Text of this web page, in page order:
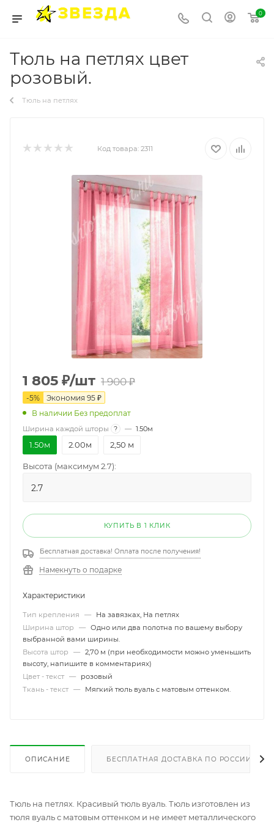
0
Тюль на петлях цвет
розовый.
Тюль на петлях
Код товара: 2311
1 805 ₽/шт 1 900₽
-5% Экономия 95 ₽
В наличии Без предоплат
Ширина каждой шторы ? — 1.50м
1.50м 2.00м 2,50 м
Высота (максимум 2.7):
КУПИТЬ В 1 КЛИК
Бесплатная доставка! Оплата после получения!
Намекнуть о подарке
Характеристики
Тип крепления —
На завязках, На петлях
Ширина штор
— Одно или два полотна по вашему выбору
выбранной вами ширины.
Высота штор
— 2,70 м (при необходимости можно уменьшить
высоту, напишите в комментариях)
Цвет - текст —
розовый
Ткань - текст — Мягкий тюль вуаль с матовым оттенком.
ОПИСАНИЕ БЕСПЛАТНАЯ ДОСТАВКА ПО РОССИИ
Тюль на петлях. Красивый тюль вуаль. Тюль изготовлен из
тюля вуаль с матовым оттенком и не имеет металлического